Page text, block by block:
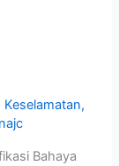
Keselamatan,
Bahaya